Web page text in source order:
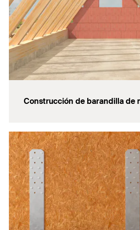
Construcción de barandilla de